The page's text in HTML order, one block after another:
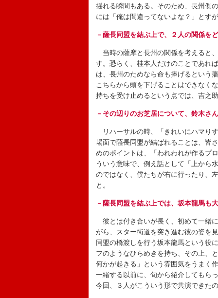
揺れる瞬間もある。そのため、長州側
には「俺は間違ってないよな？」とす
－薩長同盟を結ぶ上で、２人の関係を
当時の薩摩と長州の関係を考えると
す。恐らく、桂本人だけのことであれ
は、長州のためなら命も捧げるという
こちらから頭を下げることはできなく
持ちを受け止めるという点では、吉之
－その辺りのお芝居について、鈴木さ
リハーサルの時、「きれいにハマり
場面で薩長同盟が結ばれることは、皆
めのポイントは、「われわれが作るプ
ういう意味で、例え話として「上から
のではなく、僕たちが右に行ったり、
と。
－薩長同盟を結ぶ上では、坂本龍馬も
彼とは付き合いが長く、初めて一緒
がら、スター街道を突き進む彼の姿を
同盟の橋渡しを行う坂本龍馬という役
フのようなひらめきを持ち、その上、
何かが起きる」という雰囲気をうまく
一緒する以前に、旬から紹介してもら
今回、３人がこういう形で共演できた